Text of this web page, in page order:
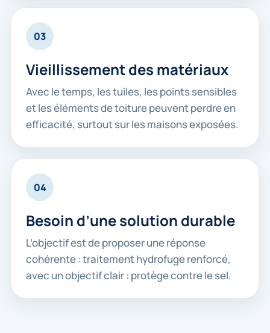
03
Vieillissement des matériaux
Avec le temps, les tuiles, les points sensibles
et les éléments de toiture peuvent perdre en
efficacité, surtout sur les maisons exposées.
04
Besoin d’une solution durable
L’objectif est de proposer une réponse
cohérente : traitement hydrofuge renforcé,
avec un objectif clair : protège contre le sel.